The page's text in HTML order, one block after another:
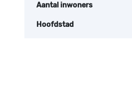
Aantal inwoners
Hoofdstad